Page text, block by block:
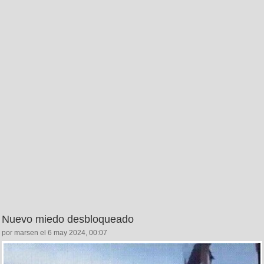
Nuevo miedo desbloqueado
por marsen el 6 may 2024, 00:07